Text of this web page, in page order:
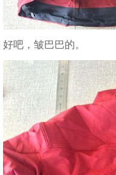
好吧，皱巴巴的。